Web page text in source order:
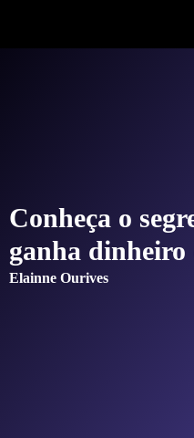
Conheça o
ganha
Elainne Ourives